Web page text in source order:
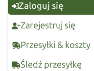
Zaloguj się
Zarejestruj się
Przesyłki & koszty
Śledź przesyłkę